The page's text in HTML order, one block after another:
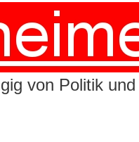
von Politik